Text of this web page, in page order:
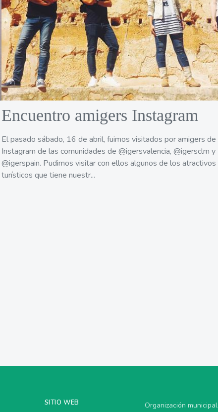
Encuentro amigers Instagram
El pasado sábado, 16 de abril, fuimos visitados por amigers de
Instagram de las comunidades de @igersvalencia, @igersclm y
@igerspain. Pudimos visitar con ellos algunos de los atractivos
turísticos que tiene nuestr...
SITIO WEB Organización municipal